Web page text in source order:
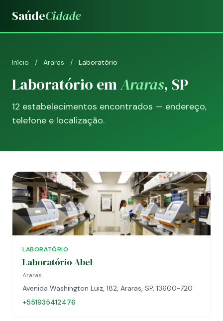
SaúdeCidade
Início / Araras / Laboratório
Laboratório emAraras, SP
12 estabelecimentos encontrados — endereço,
telefone e localização.
LABORATÓRIO
Laboratório Abel
Araras
Avenida Washington Luiz, 182, Araras, SP, 13600-720
+551935412476